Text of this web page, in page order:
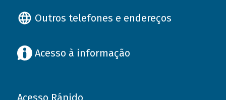
Outros telefones e endereços
Acesso à informação